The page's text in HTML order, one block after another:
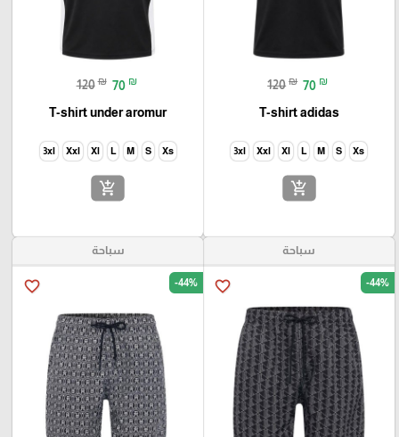
120 ₪ 70 ₪
T-shirt adidas
Xs
S
M
L
Xl
Xxl
3xl
add_shopping_cart
120 ₪ 70 ₪
T-shirt under aromur
Xs
S
M
L
Xl
Xxl
3xl
add_shopping_cart
سباحة
favorite_border -44%
سباحة
favorite_border -44%